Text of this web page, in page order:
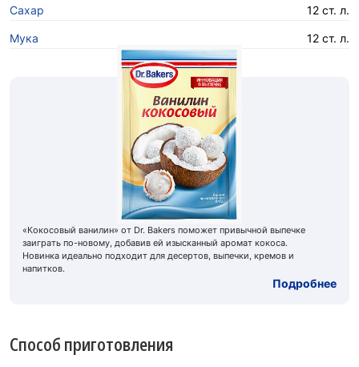
Сахар 12 ст. л.
Мука 12 ст. л.
«Кокосовый ванилин» от Dr. Bakers поможет привычной выпечке
заиграть по-новому, добавив ей изысканный аромат кокоса.
Новинка идеально подходит для десертов, выпечки, кремов и
напитков.
Подробнее
Способ приготовления